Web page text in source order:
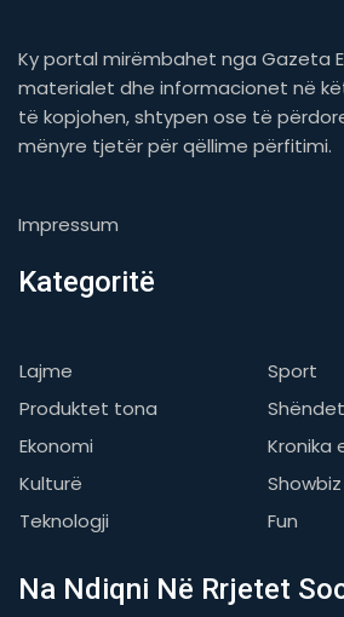
Ky portal mirëmbahet nga Gazeta
materialet dhe informacionet në
të kopjohen, shtypen ose të
mënyre tjetër për qëllime përfitimi.
Impressum
Kategoritë
Lajme
Sport
Produktet tona
Ekonomi
Kronika
Kulturë
Showbiz
Teknologji
Fun
Na Ndiqni Në Rrjetet